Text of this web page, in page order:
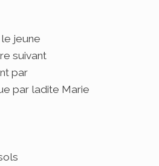
jeune
suivant
par
par ladite Marie